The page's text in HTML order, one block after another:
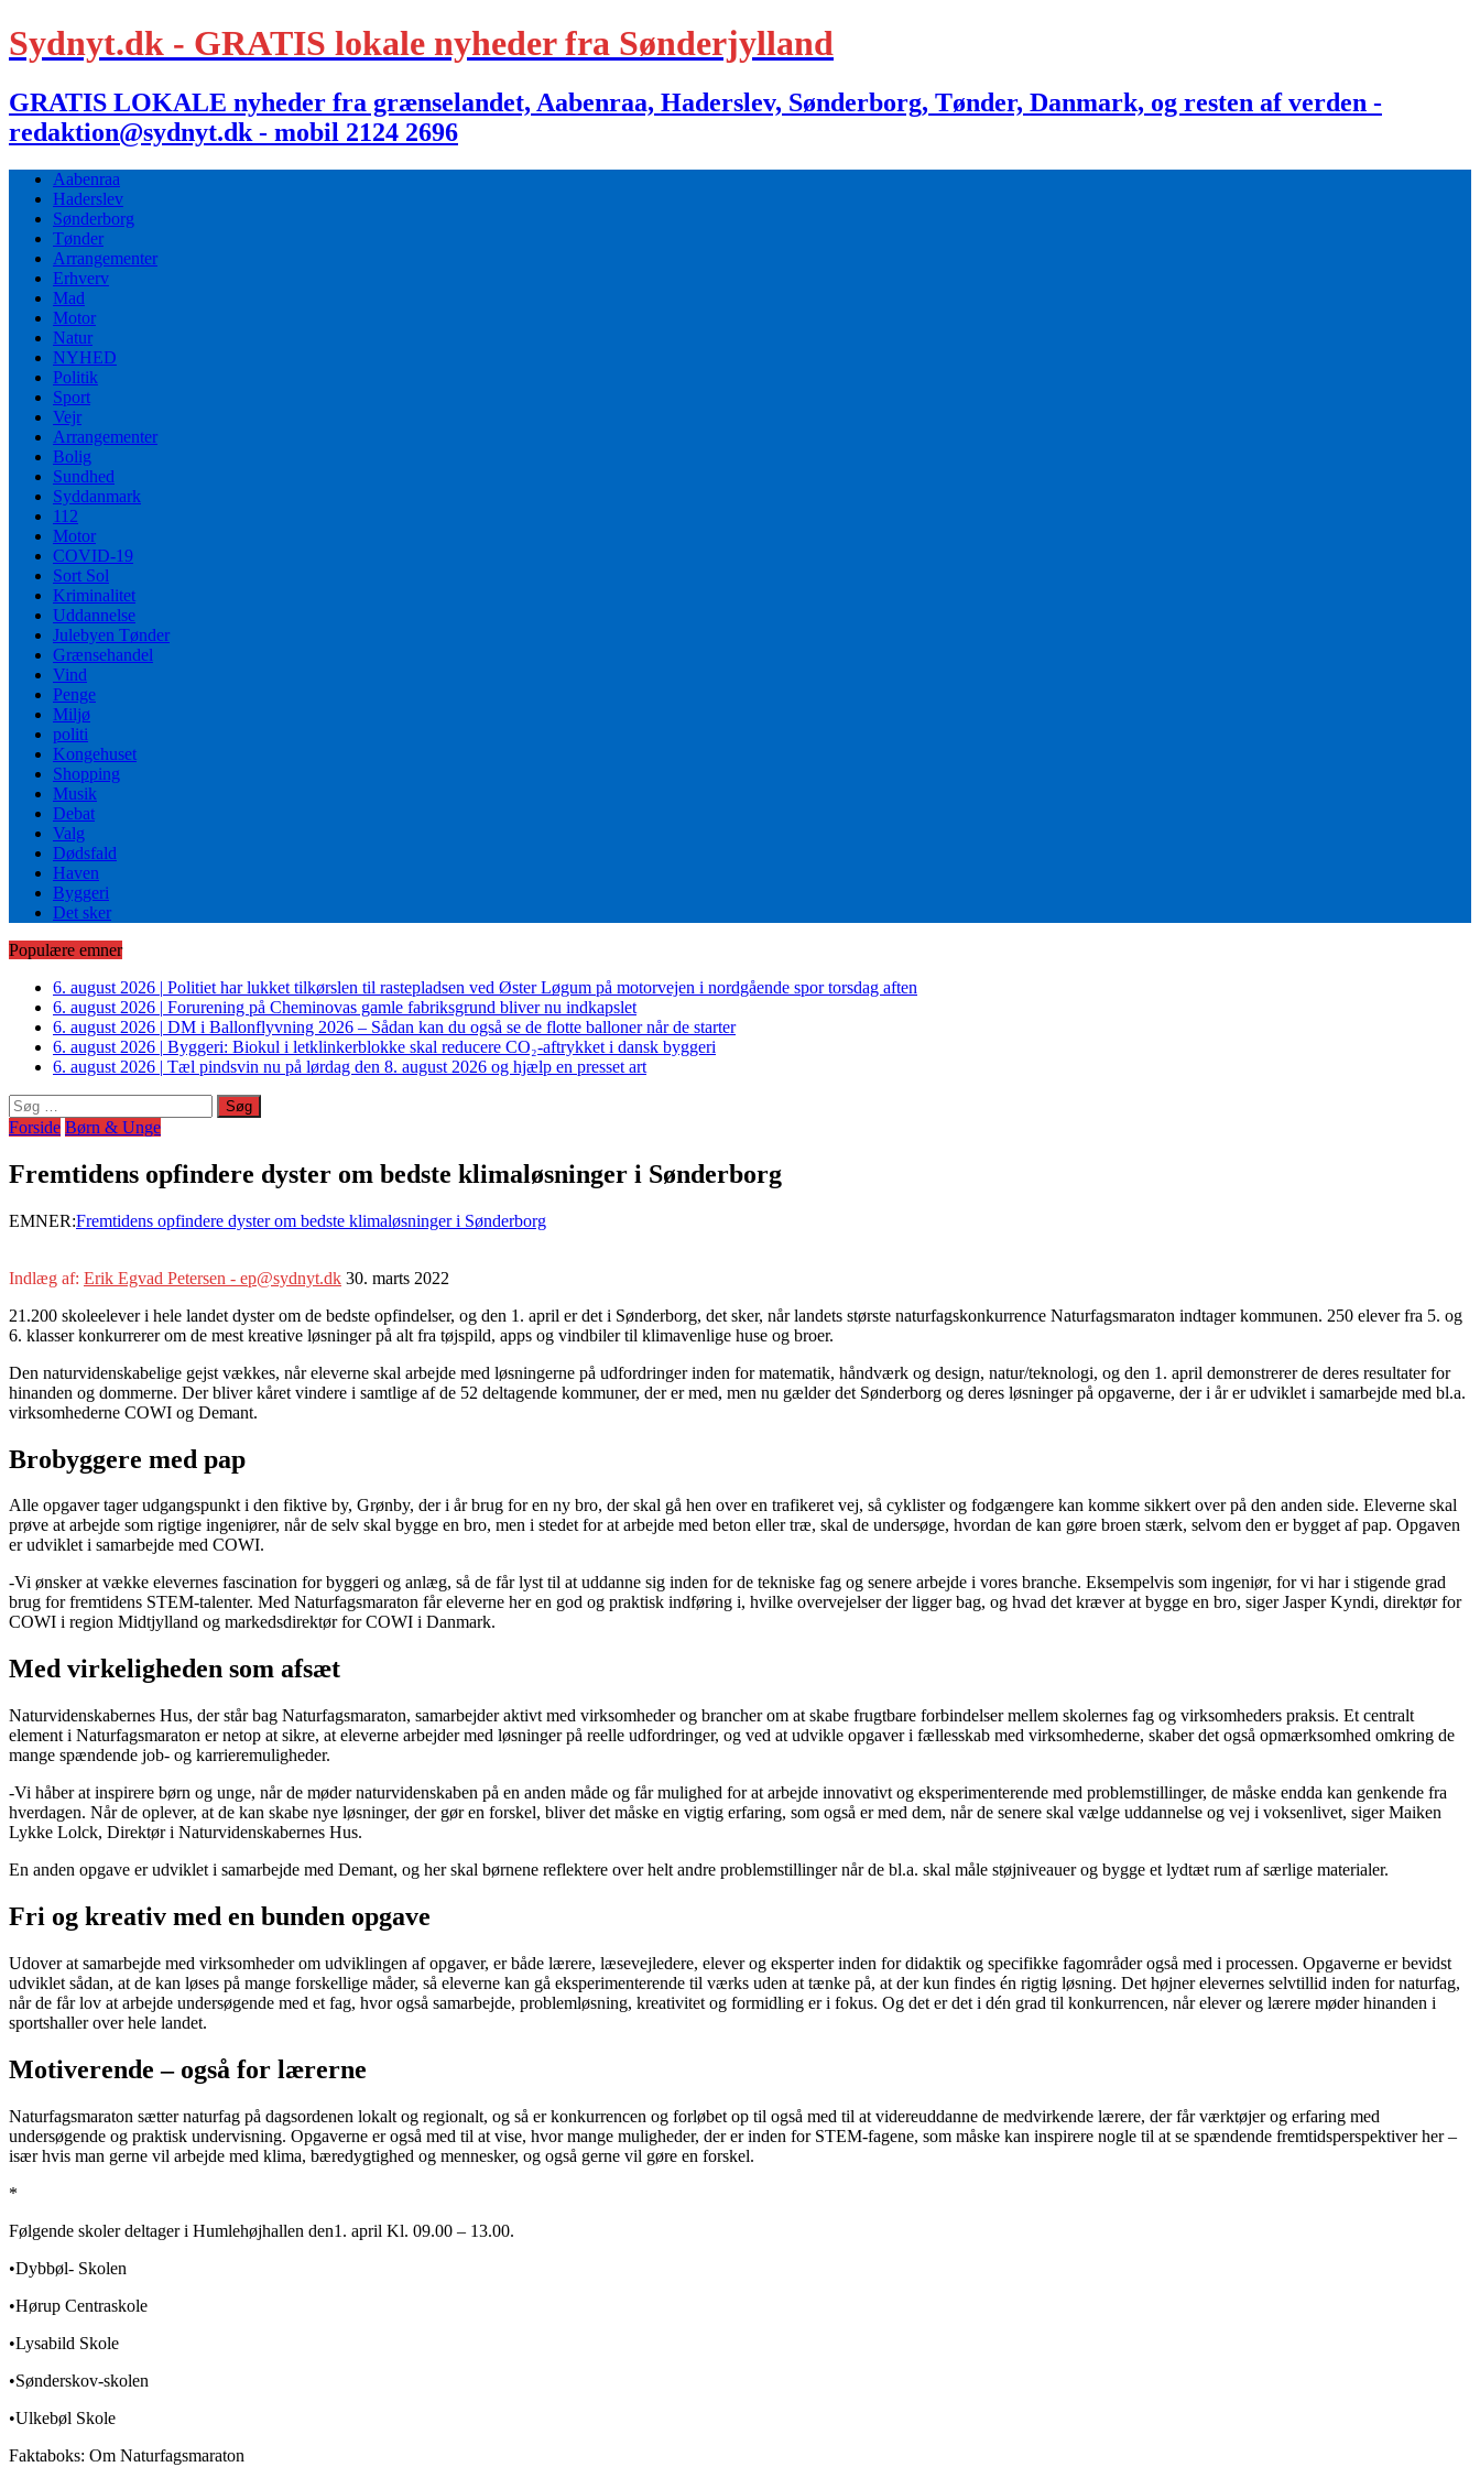
Sydnyt.dk - GRATIS lokale nyheder fra Sønderjylland
GRATIS LOKALE nyheder fra grænselandet, Aabenraa, Haderslev, Sønderborg, Tønder, Danmark, og resten af verden -
redaktion@sydnyt.dk - mobil 2124 2696
Aabenraa
Haderslev
Sønderborg
Tønder
Arrangementer
Erhverv
Mad
Motor
Natur
NYHED
Politik
Sport
Vejr
Arrangementer
Bolig
Sundhed
Syddanmark
112
Motor
COVID-19
Sort Sol
Kriminalitet
Uddannelse
Julebyen Tønder
Grænsehandel
Vind
Penge
Miljø
politi
Kongehuset
Shopping
Musik
Debat
Valg
Dødsfald
Haven
Byggeri
Det sker
Populære emner
6. august 2026 | Politiet har lukket tilkørslen til rastepladsen ved Øster Løgum på motorvejen i nordgående spor torsdag aften
6. august 2026 | Forurening på Cheminovas gamle fabriksgrund bliver nu indkapslet
6. august 2026 | DM i Ballonflyvning 2026 – Sådan kan du også se de flotte balloner når de starter
6. august 2026 | Byggeri: Biokul i letklinkerblokke skal reducere CO₂-aftrykket i dansk byggeri
6. august 2026 | Tæl pindsvin nu på lørdag den 8. august 2026 og hjælp en presset art
Søg
efter:
Forside Børn & Unge
Fremtidens opfindere dyster om bedste klimaløsninger i Sønderborg
EMNER:Fremtidens opfindere dyster om bedste klimaløsninger i Sønderborg
Indlæg af: Erik Egvad Petersen - ep@sydnyt.dk 30. marts 2022
21.200 skoleelever i hele landet dyster om de bedste opfindelser, og den 1. april er det i Sønderborg, det sker, når landets største naturfagskonkurrence Naturfagsmaraton indtager kommunen. 250 elever fra 5. og
6. klasser konkurrerer om de mest kreative løsninger på alt fra tøjspild, apps og vindbiler til klimavenlige huse og broer.
Den naturvidenskabelige gejst vækkes, når eleverne skal arbejde med løsningerne på udfordringer inden for matematik, håndværk og design, natur/teknologi, og den 1. april demonstrerer de deres resultater for
hinanden og dommerne. Der bliver kåret vindere i samtlige af de 52 deltagende kommuner, der er med, men nu gælder det Sønderborg og deres løsninger på opgaverne, der i år er udviklet i samarbejde med bl.a.
virksomhederne COWI og Demant.
Brobyggere med pap
Alle opgaver tager udgangspunkt i den fiktive by, Grønby, der i år brug for en ny bro, der skal gå hen over en trafikeret vej, så cyklister og fodgængere kan komme sikkert over på den anden side. Eleverne skal
prøve at arbejde som rigtige ingeniører, når de selv skal bygge en bro, men i stedet for at arbejde med beton eller træ, skal de undersøge, hvordan de kan gøre broen stærk, selvom den er bygget af pap. Opgaven
er udviklet i samarbejde med COWI.
-Vi ønsker at vække elevernes fascination for byggeri og anlæg, så de får lyst til at uddanne sig inden for de tekniske fag og senere arbejde i vores branche. Eksempelvis som ingeniør, for vi har i stigende grad
brug for fremtidens STEM-talenter. Med Naturfagsmaraton får eleverne her en god og praktisk indføring i, hvilke overvejelser der ligger bag, og hvad det kræver at bygge en bro, siger Jasper Kyndi, direktør for
COWI i region Midtjylland og markedsdirektør for COWI i Danmark.
Med virkeligheden som afsæt
Naturvidenskabernes Hus, der står bag Naturfagsmaraton, samarbejder aktivt med virksomheder og brancher om at skabe frugtbare forbindelser mellem skolernes fag og virksomheders praksis. Et centralt
element i Naturfagsmaraton er netop at sikre, at eleverne arbejder med løsninger på reelle udfordringer, og ved at udvikle opgaver i fællesskab med virksomhederne, skaber det også opmærksomhed omkring de
mange spændende job- og karrieremuligheder.
-Vi håber at inspirere børn og unge, når de møder naturvidenskaben på en anden måde og får mulighed for at arbejde innovativt og eksperimenterende med problemstillinger, de måske endda kan genkende fra
hverdagen. Når de oplever, at de kan skabe nye løsninger, der gør en forskel, bliver det måske en vigtig erfaring, som også er med dem, når de senere skal vælge uddannelse og vej i voksenlivet, siger Maiken
Lykke Lolck, Direktør i Naturvidenskabernes Hus.
En anden opgave er udviklet i samarbejde med Demant, og her skal børnene reflektere over helt andre problemstillinger når de bl.a. skal måle støjniveauer og bygge et lydtæt rum af særlige materialer.
Fri og kreativ med en bunden opgave
Udover at samarbejde med virksomheder om udviklingen af opgaver, er både lærere, læsevejledere, elever og eksperter inden for didaktik og specifikke fagområder også med i processen. Opgaverne er bevidst
udviklet sådan, at de kan løses på mange forskellige måder, så eleverne kan gå eksperimenterende til værks uden at tænke på, at der kun findes én rigtig løsning. Det højner elevernes selvtillid inden for naturfag,
når de får lov at arbejde undersøgende med et fag, hvor også samarbejde, problemløsning, kreativitet og formidling er i fokus. Og det er det i dén grad til konkurrencen, når elever og lærere møder hinanden i
sportshaller over hele landet.
Motiverende – også for lærerne
Naturfagsmaraton sætter naturfag på dagsordenen lokalt og regionalt, og så er konkurrencen og forløbet op til også med til at videreuddanne de medvirkende lærere, der får værktøjer og erfaring med
undersøgende og praktisk undervisning. Opgaverne er også med til at vise, hvor mange muligheder, der er inden for STEM-fagene, som måske kan inspirere nogle til at se spændende fremtidsperspektiver her –
især hvis man gerne vil arbejde med klima, bæredygtighed og mennesker, og også gerne vil gøre en forskel.
*
Følgende skoler deltager i Humlehøjhallen den1. april Kl. 09.00 – 13.00.
•Dybbøl- Skolen
•Hørup Centraskole
•Lysabild Skole
•Sønderskov-skolen
•Ulkebøl Skole
Faktaboks: Om Naturfagsmaraton